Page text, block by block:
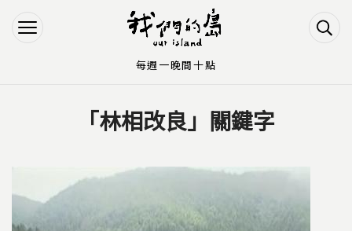
Jump to Navigation
Jump to Main content
「林相改良」關鍵字
每週一晚間十點